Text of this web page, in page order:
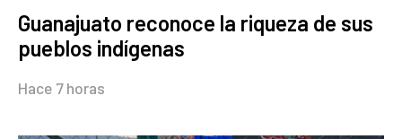
Guanajuato reconoce la riqueza de sus
pueblos indígenas
Hace 7 horas